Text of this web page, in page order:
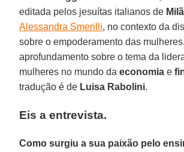
editada pelos jesuítas italianos de
Alessandra Smerilli, no contexto da
sobre o empoderamento das
aprofundamento sobre o tema da
mulheres no mundo daeconomia e
tradução é de Luisa Rabolini.
Eis a entrevista.
Como surgiu a sua paixão pelo